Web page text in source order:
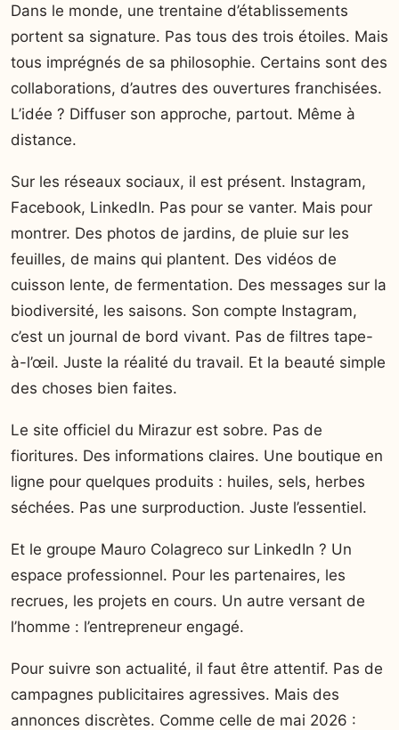
Dans le monde, une trentaine d’établissements
portent sa signature. Pas tous des trois étoiles. Mais
tous imprégnés de sa philosophie. Certains sont des
collaborations, d’autres des ouvertures franchisées.
L’idée ? Diffuser son approche, partout. Même à
distance.
Sur les réseaux sociaux, il est présent. Instagram,
Facebook, LinkedIn. Pas pour se vanter. Mais pour
montrer. Des photos de jardins, de pluie sur les
feuilles, de mains qui plantent. Des vidéos de
cuisson lente, de fermentation. Des messages sur la
biodiversité, les saisons. Son compte Instagram,
c’est un journal de bord vivant. Pas de filtres tape-
à-l’œil. Juste la réalité du travail. Et la beauté simple
des choses bien faites.
Le site officiel du Mirazur est sobre. Pas de
fioritures. Des informations claires. Une boutique en
ligne pour quelques produits : huiles, sels, herbes
séchées. Pas une surproduction. Juste l’essentiel.
Et le groupe Mauro Colagreco sur LinkedIn ? Un
espace professionnel. Pour les partenaires, les
recrues, les projets en cours. Un autre versant de
l’homme : l’entrepreneur engagé.
Pour suivre son actualité, il faut être attentif. Pas de
campagnes publicitaires agressives. Mais des
annonces discrètes. Comme celle de mai 2026 :